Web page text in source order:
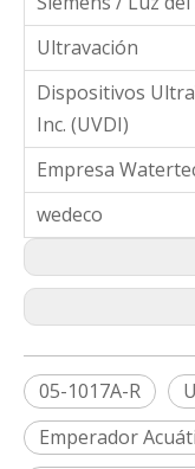
Ultravación
Dispositivos
Inc. (UVDI)
Empresa
wedeco
05-1017A-R
Emperador